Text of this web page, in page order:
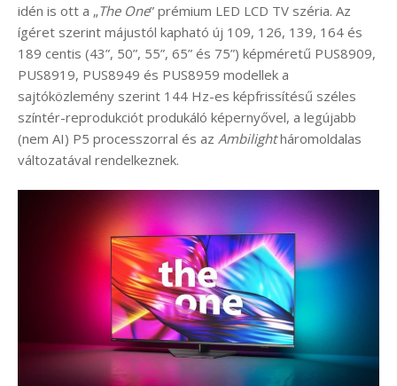
idén is ott a „The One” prémium LED LCD TV széria. Az
ígéret szerint májustól kapható új 109, 126, 139, 164 és
189 centis (43”, 50”, 55”, 65” és 75”) képméretű PUS8909,
PUS8919, PUS8949 és PUS8959 modellek a
sajtóközlemény szerint 144 Hz-es képfrissítésű széles
színtér-reprodukciót produkáló képernyővel, a legújabb
(nem AI) P5 processzorral és az Ambilightháromoldalas
változatával rendelkeznek.